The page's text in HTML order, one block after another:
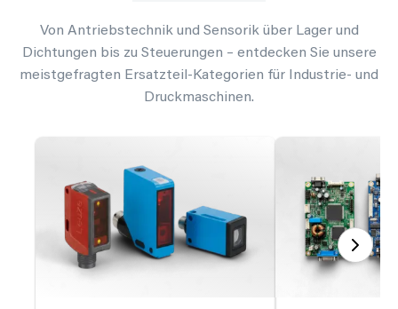
Von Antriebstechnik und Sensorik über Lager und
Dichtungen bis zu Steuerungen – entdecken Sie unsere
meistgefragten Ersatzteil-Kategorien für Industrie- und
Druckmaschinen.